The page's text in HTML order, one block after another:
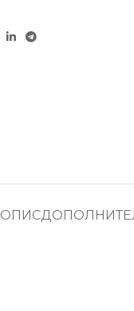
ОПИС